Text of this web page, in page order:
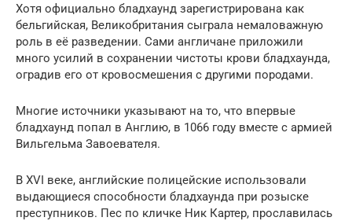
Хотя официально бладхаунд зарегистрирована как
бельгийская, Великобритания сыграла немаловажную
роль в её разведении. Сами англичане приложили
много усилий в сохранении чистоты крови бладхаунда,
оградив его от кровосмешения с другими породами.
Многие источники указывают на то, что впервые
бладхаунд попал в Англию, в 1066 году вместе с армией
Вильгельма Завоевателя.
В XVI веке, английские полицейские использовали
выдающиеся способности бладхаунда при розыске
преступников. Пес по кличке Ник Картер, прославилась